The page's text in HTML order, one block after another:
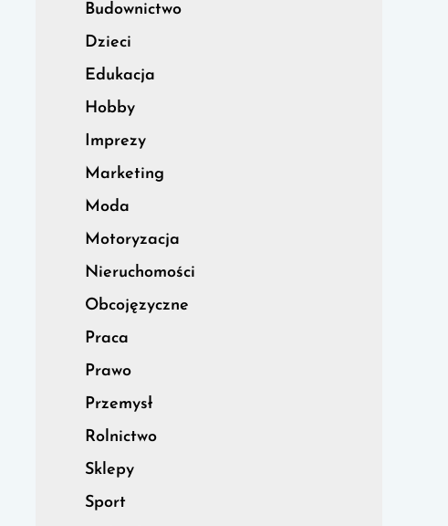
Budownictwo
Dzieci
Edukacja
Hobby
Imprezy
Marketing
Moda
Motoryzacja
Nieruchomości
Obcojęzyczne
Praca
Prawo
Przemysł
Rolnictwo
Sklepy
Sport